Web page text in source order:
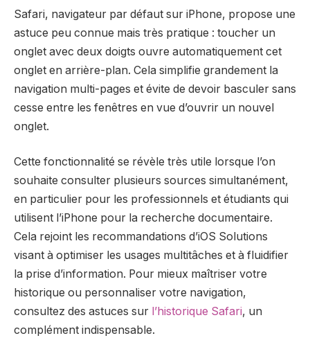
Safari, navigateur par défaut sur iPhone, propose une
astuce peu connue mais très pratique : toucher un
onglet avec deux doigts ouvre automatiquement cet
onglet en arrière-plan. Cela simplifie grandement la
navigation multi-pages et évite de devoir basculer sans
cesse entre les fenêtres en vue d’ouvrir un nouvel
onglet.
Cette fonctionnalité se révèle très utile lorsque l’on
souhaite consulter plusieurs sources simultanément,
en particulier pour les professionnels et étudiants qui
utilisent l’iPhone pour la recherche documentaire.
Cela rejoint les recommandations d’iOS Solutions
visant à optimiser les usages multitâches et à fluidifier
la prise d’information. Pour mieux maîtriser votre
historique ou personnaliser votre navigation,
consultez des astuces sur l’historique Safari, un
complément indispensable.